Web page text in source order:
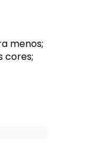
menos;
cores;
cm